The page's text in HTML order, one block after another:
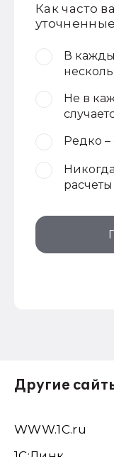
Как часто
В
Не в
Редко –
Другие
WWW.1С.ru